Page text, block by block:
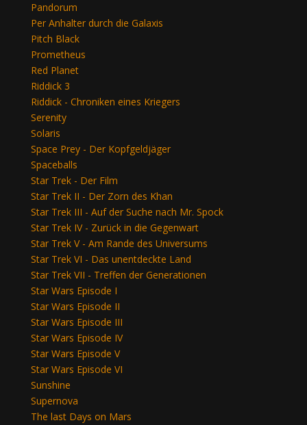
Pandorum
Per Anhalter durch die Galaxis
Pitch Black
Prometheus
Red Planet
Riddick 3
Riddick - Chroniken eines Kriegers
Serenity
Solaris
Space Prey - Der Kopfgeldjäger
Spaceballs
Star Trek - Der Film
Star Trek II - Der Zorn des Khan
Star Trek III - Auf der Suche nach Mr. Spock
Star Trek IV - Zurück in die Gegenwart
Star Trek V - Am Rande des Universums
Star Trek VI - Das unentdeckte Land
Star Trek VII - Treffen der Generationen
Star Wars Episode I
Star Wars Episode II
Star Wars Episode III
Star Wars Episode IV
Star Wars Episode V
Star Wars Episode VI
Sunshine
Supernova
The last Days on Mars